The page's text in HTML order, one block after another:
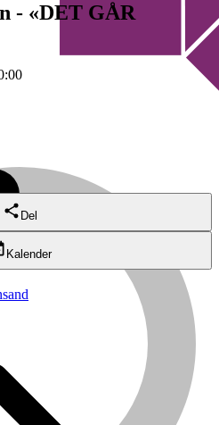
- «DET GÅR
Del
Kalender